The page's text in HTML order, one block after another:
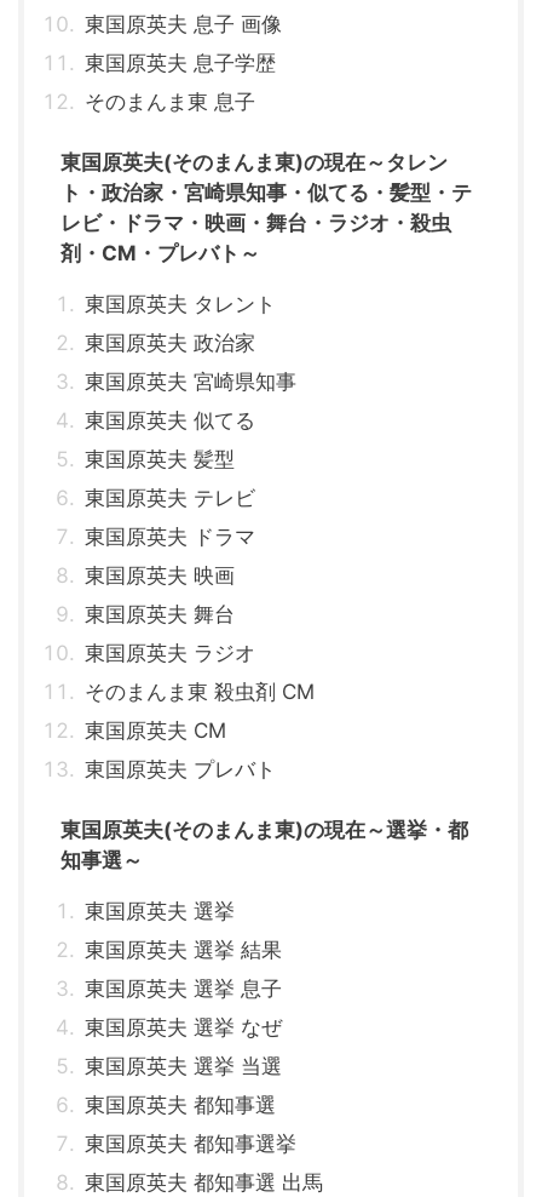
東国原英夫 息子 画像
東国原英夫 息子学歴
そのまんま東 息子
東国原英夫(そのまんま東)の現在～タレン
ト・政治家・宮崎県知事・似てる・髪型・テ
レビ・ドラマ・映画・舞台・ラジオ・殺虫
剤・CM・プレバト～
東国原英夫 タレント
東国原英夫 政治家
東国原英夫 宮崎県知事
東国原英夫 似てる
東国原英夫 髪型
東国原英夫 テレビ
東国原英夫 ドラマ
東国原英夫 映画
東国原英夫 舞台
東国原英夫 ラジオ
そのまんま東 殺虫剤 CM
東国原英夫 CM
東国原英夫 プレバト
東国原英夫(そのまんま東)の現在～選挙・都
知事選～
東国原英夫 選挙
東国原英夫 選挙 結果
東国原英夫 選挙 息子
東国原英夫 選挙 なぜ
東国原英夫 選挙 当選
東国原英夫 都知事選
東国原英夫 都知事選挙
東国原英夫 都知事選 出馬